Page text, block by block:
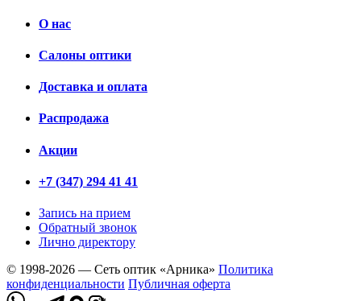
О нас
Салоны оптики
Доставка и оплата
Распродажа
Акции
+7 (347) 294 41 41
Запись на прием
Обратный звонок
Лично директору
© 1998-2026 — Сеть оптик «Арника» Политика
конфиденциальности Публичная оферта